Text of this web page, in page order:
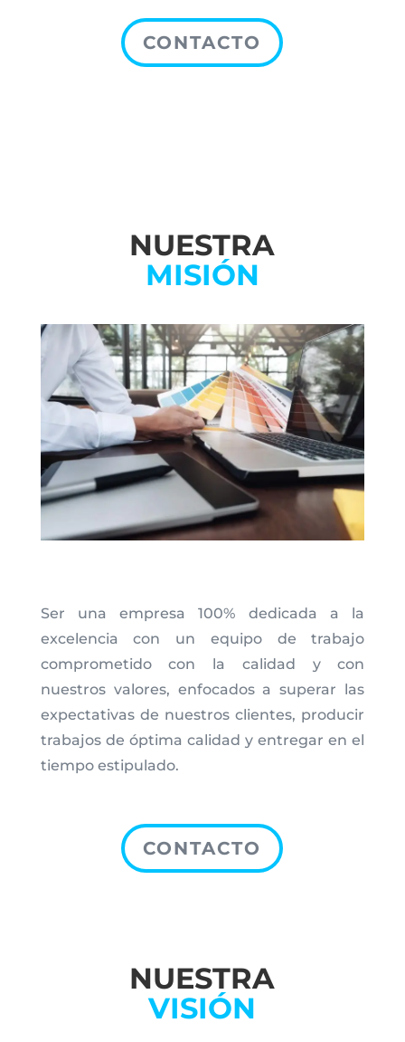
CONTACTO
NUESTRA
MISIÓN
Ser una empresa 100% dedicada a la
excelencia con un equipo de trabajo
comprometido con la calidad y con
nuestros valores, enfocados a superar las
expectativas de nuestros clientes, producir
trabajos de óptima calidad y entregar en el
tiempo estipulado.
CONTACTO
NUESTRA
VISIÓN